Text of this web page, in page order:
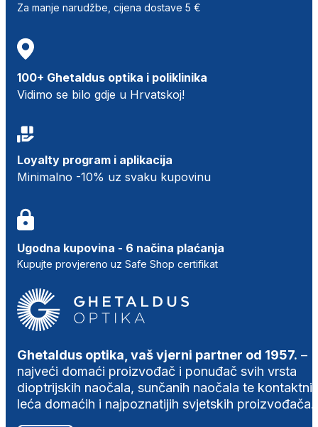
Za manje narudžbe, cijena dostave 5 €
100+ Ghetaldus optika i poliklinika
Vidimo se bilo gdje u Hrvatskoj!
Loyalty program i aplikacija
Minimalno -10% uz svaku kupovinu
Ugodna kupovina - 6 načina plaćanja
Kupujte provjereno uz Safe Shop certifikat
Ghetaldus optika, vaš vjerni partner od 1957. –
najveći domaći proizvođač i ponuđač svih vrsta
dioptrijskih naočala, sunčanih naočala te
leća domaćih i najpoznatijih svjetskih proizvođača.